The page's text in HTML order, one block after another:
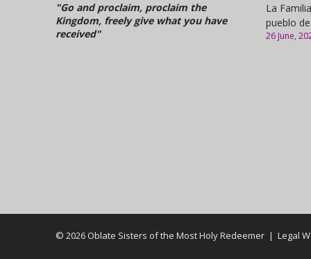
"Go and proclaim, proclaim the
Kingdom, freely give what you have
received"
La
pueblo
26 June,
© 2026 Oblate Sisters of the Most Holy Redeemer | Legal